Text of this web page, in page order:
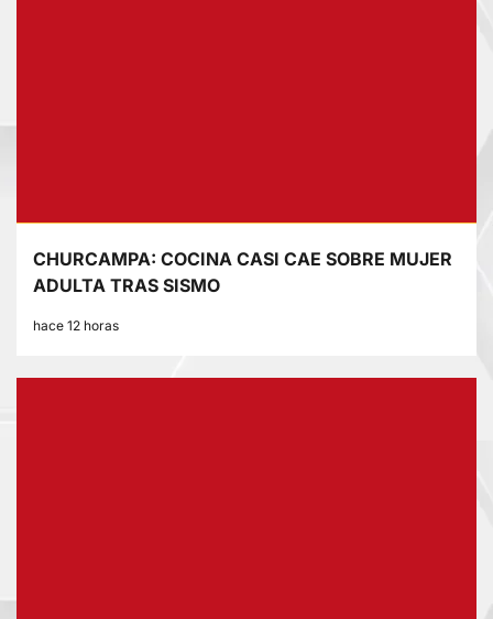
CHURCAMPA: COCINA CASI CAE SOBRE MUJER
ADULTA TRAS SISMO
hace 12 horas